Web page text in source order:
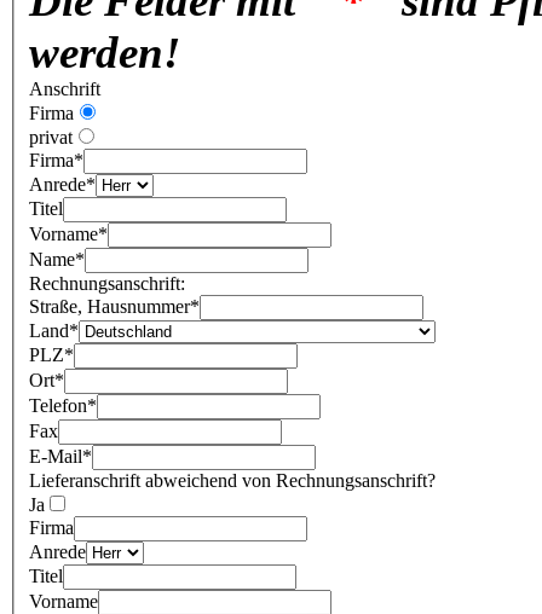
werden!
Anschrift
Firma
privat
Firma*
Anrede*
Titel
Vorname*
Name*
Rechnungsanschrift:
Straße, Hausnummer*
Land*
PLZ*
Ort*
Telefon*
Fax
E-Mail*
Lieferanschrift abweichend von Rechnungsanschrift?
Ja
Firma
Anrede
Titel
Vorname